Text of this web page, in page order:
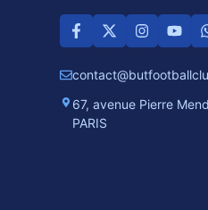
67, avenue Pierre
PARIS